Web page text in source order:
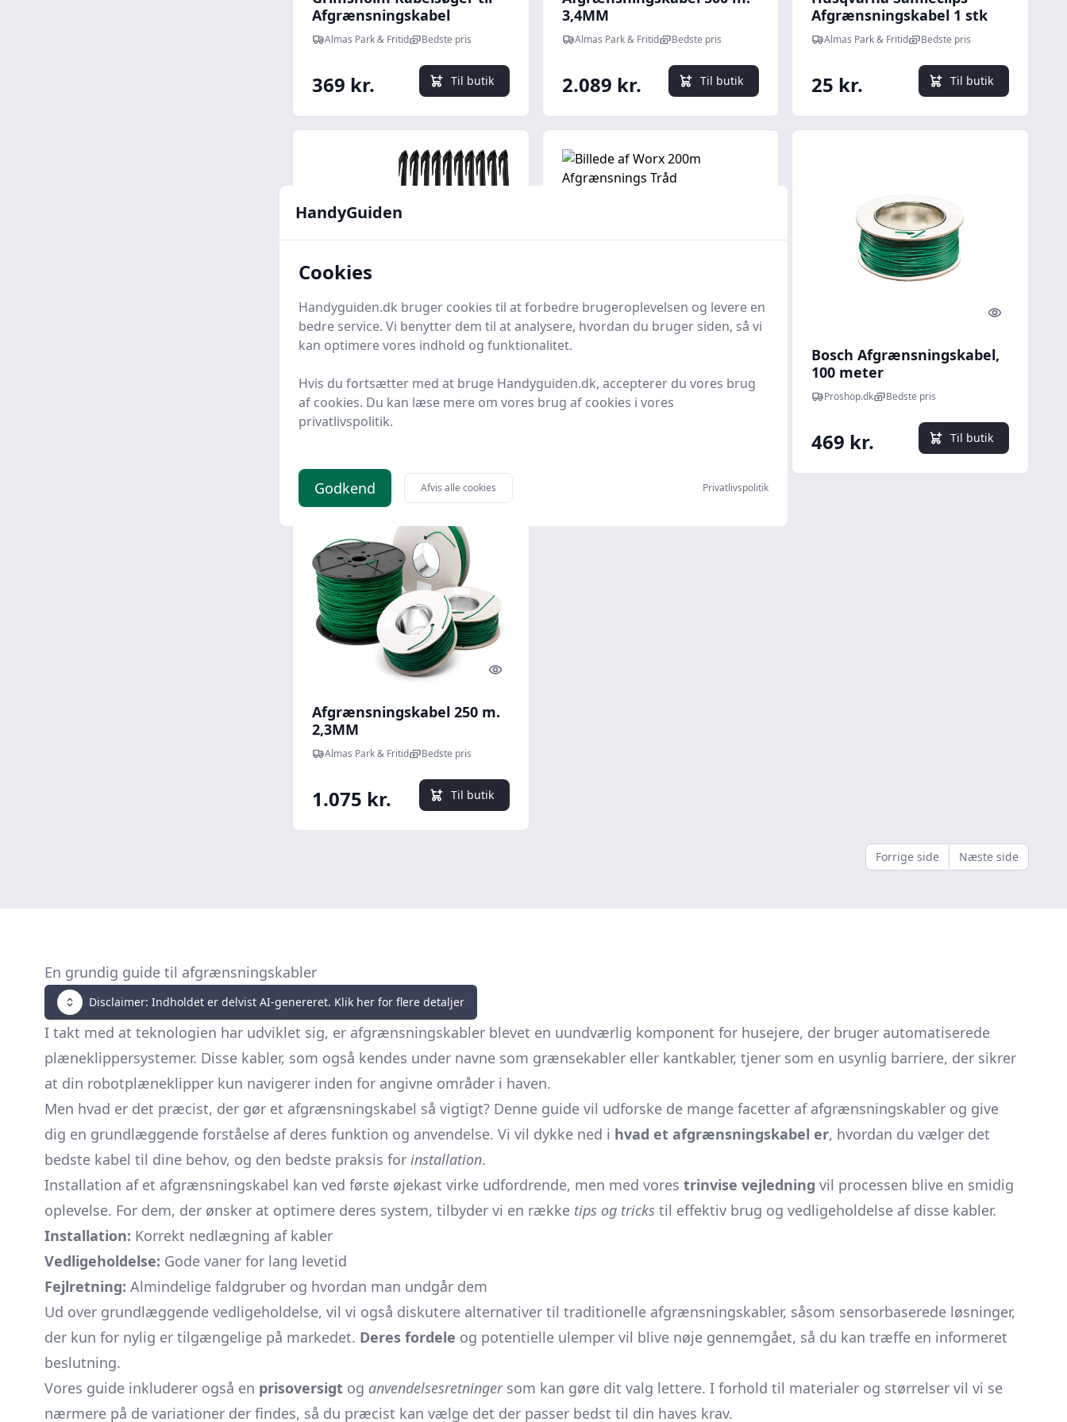
Afgrænsningskabel
Almas Park & Fritid Bedste pris
369 kr. Til butik
3,4MM
Almas Park & Fritid Bedste pris
2.089 kr. Til butik
Afgrænsningskabel 1 stk
Almas Park & Fritid Bedste pris
25 kr. Til butik
Quick look
Gardena -
Reperations Kit
Gucca.dk Bedste pris
Quick look
Worx 200m Afgrænsnings
Homeshop.dk
Quick look
Bosch Afgrænsningskabel,
100 meter
Proshop.dk Bedste pris
469 kr. Til butik
Quick look
Afgrænsningskabel 250 m.
2,3MM
Almas Park & Fritid Bedste pris
1.075 kr. Til butik
Forrige side Næste side
En grundig guide til afgrænsningskabler
Disclaimer: Indholdet er delvist AI-genereret. Klik her for flere detaljer
I takt med at teknologien har udviklet sig, er afgrænsningskabler blevet en uundværlig komponent for husejere, der bruger automatiserede
plæneklippersystemer. Disse kabler, som også kendes under navne som grænsekabler eller kantkabler, tjener som en usynlig barriere, der sikrer
at din robotplæneklipper kun navigerer inden for angivne områder i haven.
Men hvad er det præcist, der gør et afgrænsningskabel så vigtigt? Denne guide vil udforske de mange facetter af afgrænsningskabler og give
dig en grundlæggende forståelse af deres funktion og anvendelse. Vi vil dykke ned i hvad et afgrænsningskabel er, hvordan du vælger det
bedste kabel til dine behov, og den bedste praksis for installation.
Installation af et afgrænsningskabel kan ved første øjekast virke udfordrende, men med vores trinvise vejledning vil processen blive en smidig
oplevelse. For dem, der ønsker at optimere deres system, tilbyder vi en række tips og tricks til effektiv brug og vedligeholdelse af disse kabler.
Installation: Korrekt nedlægning af kabler
Vedligeholdelse: Gode vaner for lang levetid
Fejlretning: Almindelige faldgruber og hvordan man undgår dem
Ud over grundlæggende vedligeholdelse, vil vi også diskutere alternativer til traditionelle afgrænsningskabler, såsom sensorbaserede løsninger,
der kun for nylig er tilgængelige på markedet. Deres fordele og potentielle ulemper vil blive nøje gennemgået, så du kan træffe en informeret
beslutning.
Vores guide inkluderer også en prisoversigt og anvendelsesretningersom kan gøre dit valg lettere. I forhold til materialer og størrelser vil vi se
nærmere på de variationer der findes, så du præcist kan vælge det der passer bedst til din haves krav.
HandyGuiden
Cookies
Handyguiden.dk bruger cookies til at forbedre brugeroplevelsen og levere en
bedre service. Vi benytter dem til at analysere, hvordan du bruger siden, så vi
kan optimere vores indhold og funktionalitet.
Hvis du fortsætter med at bruge Handyguiden.dk, accepterer du vores brug
af cookies. Du kan læse mere om vores brug af cookies i vores
privatlivspolitik.
Godkend Afvis alle cookies Privatlivspolitik